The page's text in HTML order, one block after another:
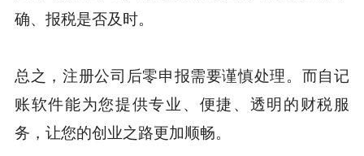
确、报税是否及时。
总之，注册公司后零申报需要谨慎处理。而自记
账软件能为您提供专业、便捷、透明的财税服
务，让您的创业之路更加顺畅。